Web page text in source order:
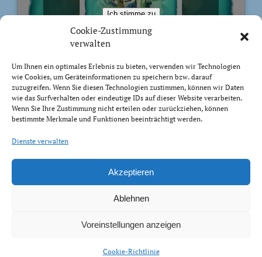
Cookie-Zustimmung
verwalten
Um Ihnen ein optimales Erlebnis zu bieten, verwenden wir Technologien
wie Cookies, um Geräteinformationen zu speichern bzw. darauf
zuzugreifen. Wenn Sie diesen Technologien zustimmen, können wir Daten
wie das Surfverhalten oder eindeutige IDs auf dieser Website verarbeiten.
Wenn Sie Ihre Zustimmung nicht erteilen oder zurückziehen, können
bestimmte Merkmale und Funktionen beeinträchtigt werden.
Dienste verwalten
Akzeptieren
Ablehnen
Voreinstellungen anzeigen
Cookie-Richtlinie
Ich stimme zu
BIBELVERS DES TAGES
Sondern wie der, der euch berufen hat, heilig ist, sollt
steht geschrieben: »Ihr sollt heilig sein, denn ich bin
heilig.«
Impressum Datenschutz